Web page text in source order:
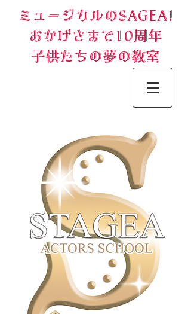
ミュージカルのSAGEA!
おかげさまで10周年
​子供たちの夢の教室